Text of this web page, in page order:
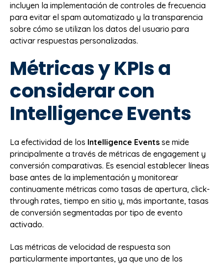
incluyen la implementación de controles de frecuencia
para evitar el spam automatizado y la transparencia
sobre cómo se utilizan los datos del usuario para
activar respuestas personalizadas.
Métricas y KPIs a
considerar con
Intelligence Events
La efectividad de los Intelligence Events se mide
principalmente a través de métricas de engagement y
conversión comparativas. Es esencial establecer líneas
base antes de la implementación y monitorear
continuamente métricas como tasas de apertura, click-
through rates, tiempo en sitio y, más importante, tasas
de conversión segmentadas por tipo de evento
activado.
Las métricas de velocidad de respuesta son
particularmente importantes, ya que uno de los